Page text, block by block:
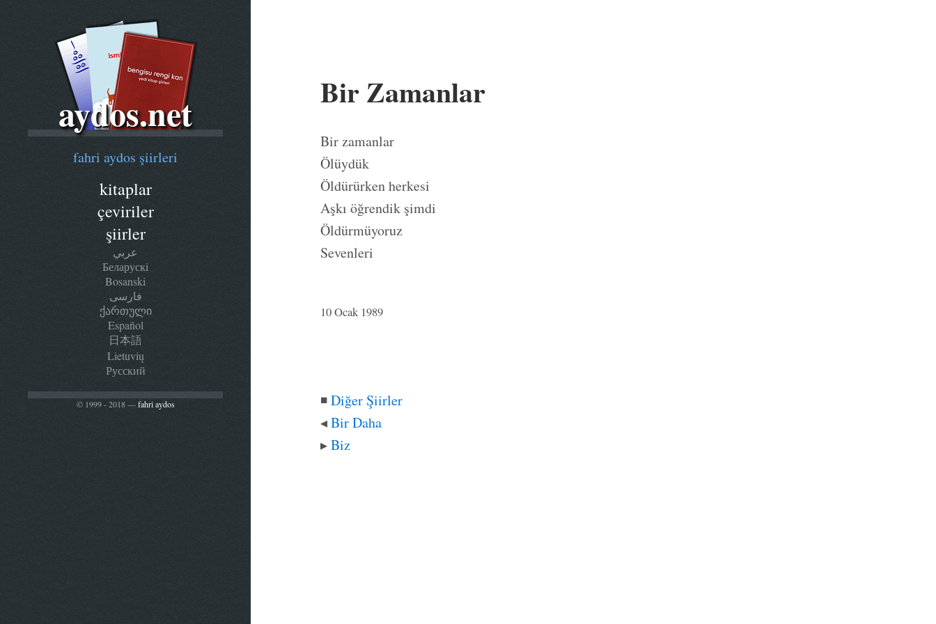
aydos.net
fahri aydos şiirleri
kitaplar
çeviriler
şiirler
عربي
Беларускi
Bosanski
فارسی
ქართული
Español
日本語
Lietuvių
Русский
© 1999 - 2018 —fahri aydos
Bir Zamanlar
Bir zamanlar
Ölüydük
Öldürürken herkesi
Aşkı öğrendik şimdi
Öldürmüyoruz
Sevenleri
10 Ocak 1989
◾Diğer Şiirler
◂Bir Daha
▸Biz